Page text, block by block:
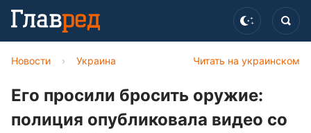
Читать на украинском
Новости › Украина
Его просили бросить оружие:
полиция опубликовала видео со